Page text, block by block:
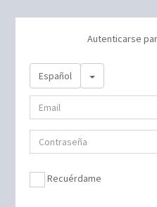
Autenticarse
Español Toggle
Recuérdame